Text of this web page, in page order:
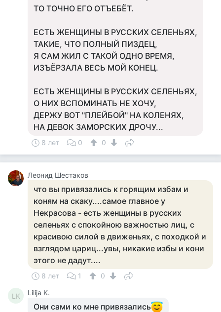
ТО ТОЧНО ЕГО ОТЪЕБЁТ.
ЕСТЬ ЖЕНЩИНЫ В РУССКИХ СЕЛЕНЬЯХ,
ТАКИЕ, ЧТО ПОЛНЫЙ ПИЗДЕЦ,
Я САМ ЖИЛ С ТАКОЙ ОДНО ВРЕМЯ,
ИЗЪЁРЗАЛА ВЕСЬ МОЙ КОНЕЦ.
ЕСТЬ ЖЕНЩИНЫ В РУССКИХ СЕЛЕНЬЯХ,
О НИХ ВСПОМИНАТЬ НЕ ХОЧУ,
ДЕРЖУ ВОТ "ПЛЕЙБОЙ" НА КОЛЕНЯХ,
НА ДЕВОК ЗАМОРСКИХ ДРОЧУ...
8 лет 0 0
Леонид Шестаков
что вы привязались к горящим избам и
коням на скаку....самое главное у
Некрасова - есть женщины в русских
селеньях с спокойною важностью лиц, с
красивою силой в движеньях, с походкой и
взглядом цариц...увы, никакие избы и кони
этого не дадут....
8 лет 1 0
LK Lilija K.
Они сами ко мне привязались